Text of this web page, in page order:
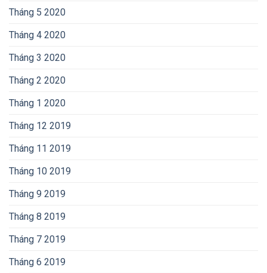
Tháng 5 2020
Tháng 4 2020
Tháng 3 2020
Tháng 2 2020
Tháng 1 2020
Tháng 12 2019
Tháng 11 2019
Tháng 10 2019
Tháng 9 2019
Tháng 8 2019
Tháng 7 2019
Tháng 6 2019